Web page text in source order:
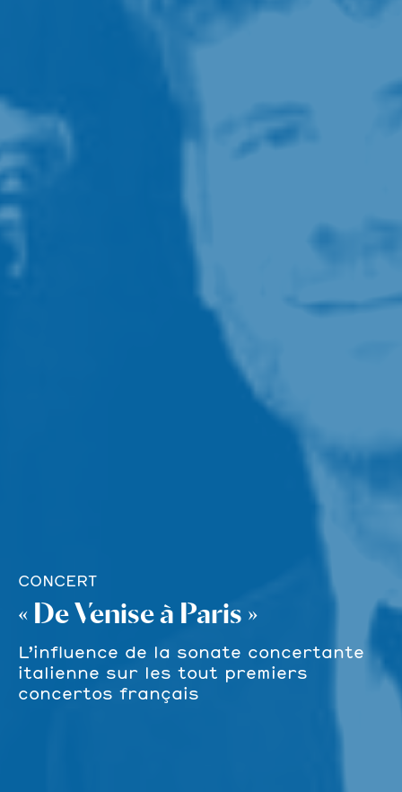
CONCERT
« De Venise à Paris »
L’influence de la sonate concertante
italienne sur les tout premiers
concertos français